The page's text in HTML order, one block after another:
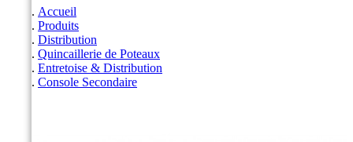
Accueil
Produits
Distribution
Quincaillerie de Poteaux
Entretoise & Distribution
Console Secondaire